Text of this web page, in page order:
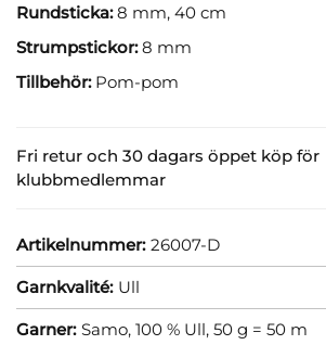
Fri retur och 30 dagars öppet köp för
klubbmedlemmar
Rundsticka:8 mm, 40 cm
Strumpstickor:8 mm
Tillbehör:Pom-pom
Artikelnummer: 26007-D
Garnkvalité: Ull
Garner: Samo, 100 % Ull, 50 g = 50 m